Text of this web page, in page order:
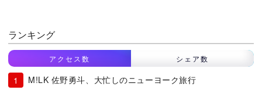
ランキング
アクセス数 シェア数
M!LK 佐野勇斗、大忙しのニューヨーク旅行